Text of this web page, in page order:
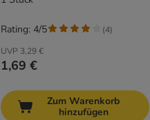
UVP 3,29 €
1,69 €
Rating: 4/5 (4)
Zum Warenkorb
hinzufügen